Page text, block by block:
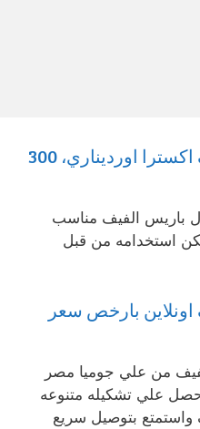
بديل الزيت لوريال الفيف اكسترا اورديناري، 300
باريس الفيف مناسب
استخدامه من قبل
اونلاين بارخص سعر
من علي جوميا مصر
علي تشكيله متنوعه
واستمتع بتوصيل سريع